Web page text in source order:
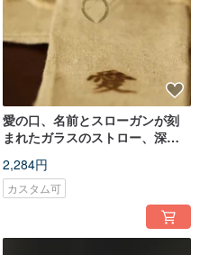
愛の口、名前とスローガンが刻
まれたガラスのストロー、深い
ユニークです
2,284円
カスタム可